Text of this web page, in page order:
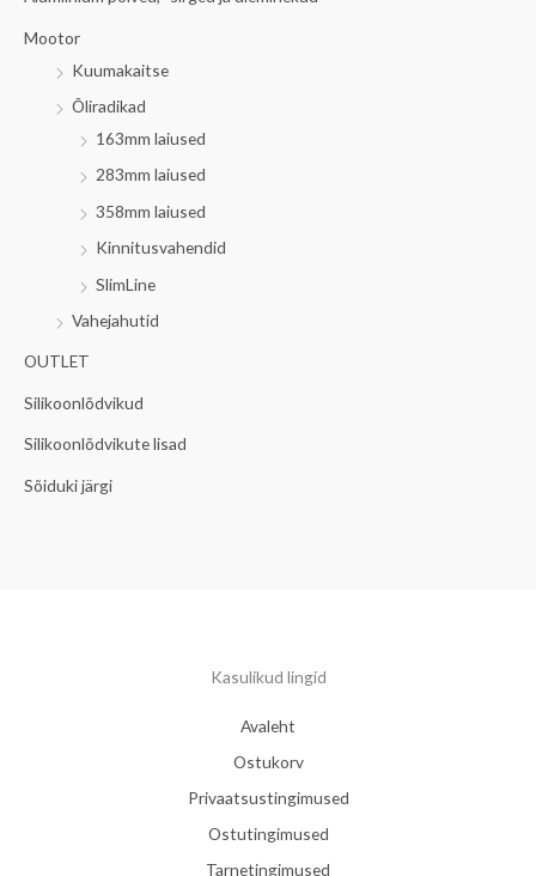
Mootor
Kuumakaitse
Õliradikad
163mm laiused
283mm laiused
358mm laiused
Kinnitusvahendid
SlimLine
Vahejahutid
OUTLET
Silikoonlõdvikud
Silikoonlõdvikute lisad
Sõiduki järgi
Kasulikud lingid
Avaleht
Ostukorv
Privaatsustingimused
Ostutingimused
Tarnetingimused